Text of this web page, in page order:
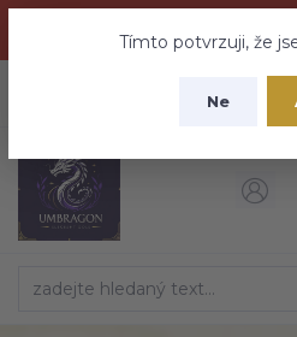
nebuďte vyděšeni zde
Tímto potvrzuji, že
Ne